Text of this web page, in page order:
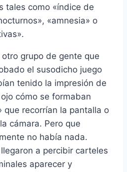
tales como «í­ndice de
«amnesia» o
grupo de gente que
el susodicho juego
tenido la impresión de
cómo se formaban
que recorrí­an la pantalla o
cámara. Pero que
no habí­a nada.
a percibir carteles
aparecer y